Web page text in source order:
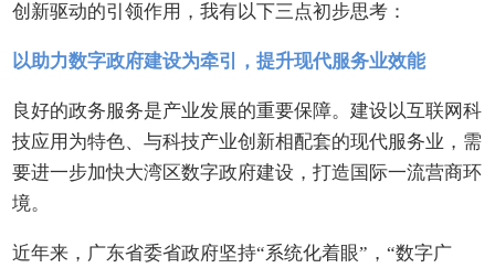
创新驱动的引领作用，我有以下三点初步思考：
以助力数字政府建设为牵引，提升现代服务业效能
良好的政务服务是产业发展的重要保障。建设以互联网科
技应用为特色、与科技产业创新相配套的现代服务业，需
要进一步加快大湾区数字政府建设，打造国际一流营商环
境。
近年来，广东省委省政府坚持“系统化着眼”，“数字广